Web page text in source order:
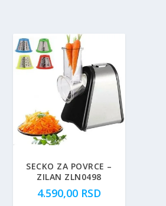
SECKO ZA POVRCE –
ZILAN ZLN0498
4.590,00 RSD